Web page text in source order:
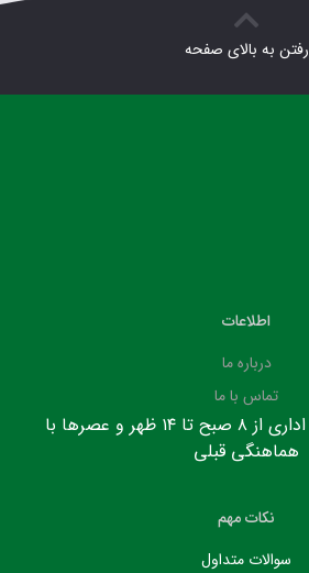
رفتن به بالای صفحه
اطلاعات
درباره ما
تماس با ما
ساعت کاری: ساعت اداری از ۸ صبح تا ۱۴ ظهر و عصرها با
هماهنگی قبلی
نکات مهم
سوالات متداول